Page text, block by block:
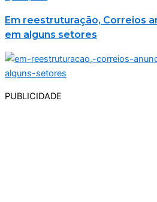
Em reestruturação, Correios
em alguns setores
PUBLICIDADE